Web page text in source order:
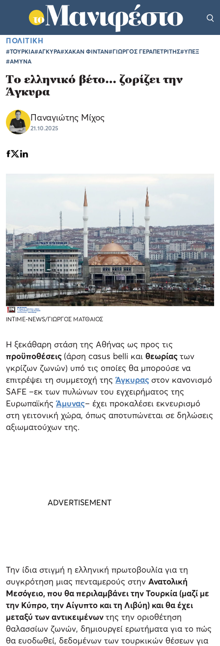
ΠΟΛΙΤΙΚΗ
#ΤΟΥΡΚΙΑ#ΑΓΚΥΡΑ#ΧΑΚΑΝ ΦΙΝΤΑΝ#ΓΙΩΡΓΟΣ ΓΕΡΑΠΕΤΡΙΤΗΣ#ΥΠΕΞ
#ΑΜΥΝΑ
Το ελληνικό βέτο… ζορίζει την
Άγκυρα
Παναγιώτης Μίχος
21.10.2025
ΙΝΤΙΜΕ-NEWS/ΓΙΩΡΓΟΣ ΜΑΤΘΑΙΟΣ
Η ξεκάθαρη στάση της Αθήνας ως προς τις
προϋποθέσεις (άρση casus belli και θεωρίαςτων
γκρίζων ζωνών) υπό τις οποίες θα μπορούσε να
επιτρέψει τη συμμετοχή τηςΆγκυραςστον κανονισμό
SAFE –εκ των πυλώνων του εγχειρήματος της
ΕυρωπαϊκήςΆμυνας– έχει προκαλέσει εκνευρισμό
στη γειτονική χώρα, όπως αποτυπώνεται σε δηλώσεις
αξιωματούχων της.
Την ίδια στιγμή η ελληνική πρωτοβουλία για τη
συγκρότηση μιας πενταμερούς στην Ανατολική
Μεσόγειο, που θα περιλαμβάνει την Τουρκία (μαζί με
την Κύπρο, την Αίγυπτο και τη Λιβύη) και θα έχει
μεταξύ των αντικειμένωντης την οριοθέτηση
θαλασσίων ζωνών, δημιουργεί ερωτήματα για το πώς
θα ευοδωθεί, δεδομένων των τουρκικών θέσεων για